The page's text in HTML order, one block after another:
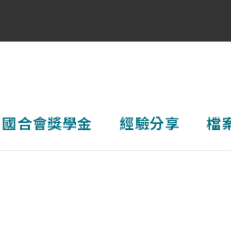
國合會獎學金 經驗分享 檔